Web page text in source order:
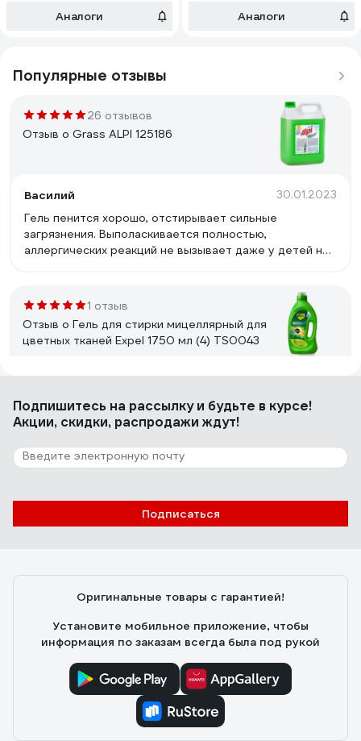
Аналоги
Аналоги
Популярные отзывы
26 отзывов
Отзыв о Grass ALPI 125186
Василий 30.01.2023
Гель пенится хорошо, отстирывает сильные
загрязнения. Выполаскивается полностью,
аллергических реакций не вызывает даже у детей не
1 отзыв
Отзыв о Гель для стирки мицеллярный для
цветных тканей Expel 1750 мл (4) TS0043
Мицелярный гель никогда ранее не пробовала, но
очень уж его мне разрекламировали. Увидела на
понравился, очень хорошо отстирывает вещи, делает
их мягкими, после стирки вещи как новенькие, возьму
Отзыв о Гель для стирки мицеллярный для
детского белья Expel 1750 мл (4) TS0046
Инна 02.06.2024
Я особо не понимаю что такое мицеллярный гель, но
Хорошо отстирывает одежду, даже пятна от еды, при
этом одежда остается очень мягкая. Я так понимаю
что гель стирает мягче чем порошок, мне понравился,
возьму еще!
Подпишитесь на рассылкуи будьте в курсе!
Акции, скидки, распродажи ждут!
Подписаться
Оригинальные товары с гарантией!
Установите мобильное приложение, чтобы
информация по заказам всегда была под рукой